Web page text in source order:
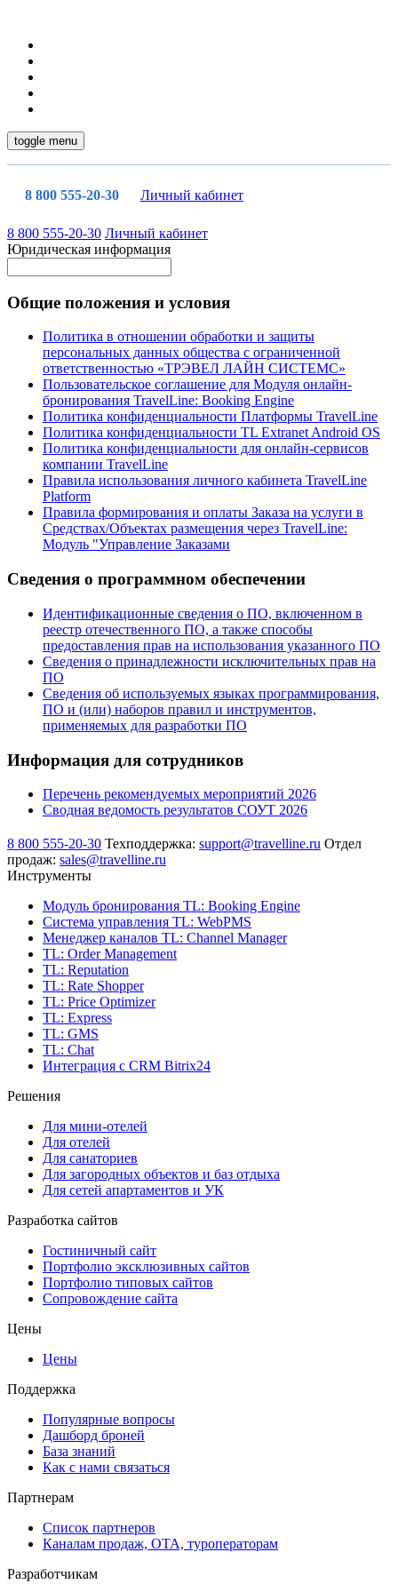
toggle menu
8 800 555-20-30 Личный кабинет
8 800 555-20-30 Личный кабинет
Юридическая информация
Общие положения и условия
Политика в отношении обработки и защиты
персональных данных общества с ограниченной
ответственностью «ТРЭВЕЛ ЛАЙН СИСТЕМС»
Пользовательское соглашение для Модуля онлайн-
бронирования TravelLine: Booking Engine
Политика конфиденциальности Платформы TravelLine
Политика конфиденциальности TL Extranet Android OS
Политика конфиденциальности для онлайн-сервисов
компании TravelLine
Правила использования личного кабинета TravelLine
Platform
Правила формирования и оплаты Заказа на услуги в
Средствах/Объектах размещения через TravelLine:
Модуль "Управление Заказами
Сведения о программном обеспечении
Идентификационные сведения о ПО, включенном в
реестр отечественного ПО, а также способы
предоставления прав на использования указанного ПО
Сведения о принадлежности исключительных прав на
ПО
Сведения об используемых языках программирования,
ПО и (или) наборов правил и инструментов,
применяемых для разработки ПО
Информация для сотрудников
Перечень рекомендуемых мероприятий 2026
Сводная ведомость результатов СОУТ 2026
8 800 555-20-30 Техподдержка: support@travelline.ru Отдел
продаж: sales@travelline.ru
Инструменты
Модуль бронирования TL: Booking Engine
Система управления TL: WebPMS
Менеджер каналов TL: Channel Manager
TL: Order Management
TL: Reputation
TL: Rate Shopper
TL: Price Optimizer
TL: Express
TL: GMS
TL: Chat
Интеграция с CRM Bitrix24
Решения
Для мини-отелей
Для отелей
Для санаториев
Для загородных объектов и баз отдыха
Для сетей апартаментов и УК
Разработка сайтов
Гостиничный сайт
Портфолио эксклюзивных сайтов
Портфолио типовых сайтов
Сопровождение сайта
Цены
Цены
Поддержка
Популярные вопросы
Дашборд броней
База знаний
Как с нами связаться
Партнерам
Список партнеров
Каналам продаж, ОТА, туроператорам
Разработчикам